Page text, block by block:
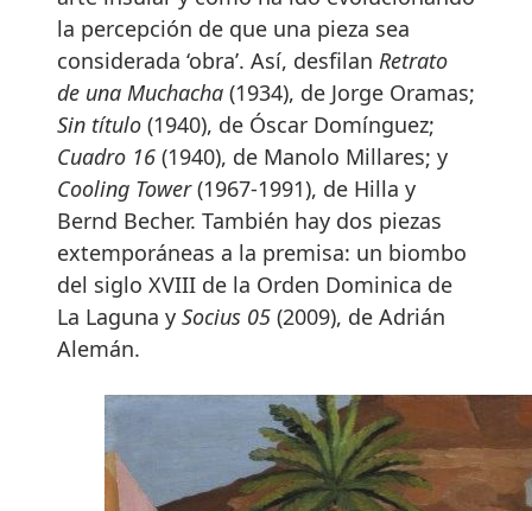
la percepción de que una pieza sea
considerada ‘obra’. Así, desfilan Retrato
de una Muchacha (1934), de Jorge Oramas;
Sin título (1940), de Óscar Domínguez;
Cuadro 16 (1940), de Manolo Millares; y
Cooling Tower(1967-1991), de Hilla y
Bernd Becher. También hay dos piezas
extemporáneas a la premisa: un biombo
del siglo XVIII de la Orden Dominica de
La Laguna y Socius 05 (2009), de Adrián
Alemán.